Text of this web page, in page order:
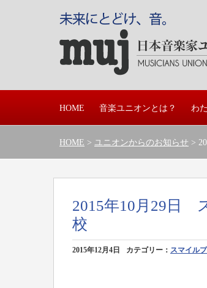
HOME 音楽ユニオンとは？ わ
HOME > ユニオンからのお知らせ >
2015年10月29日
校
2015年12月4日 カテゴリー： スマイル